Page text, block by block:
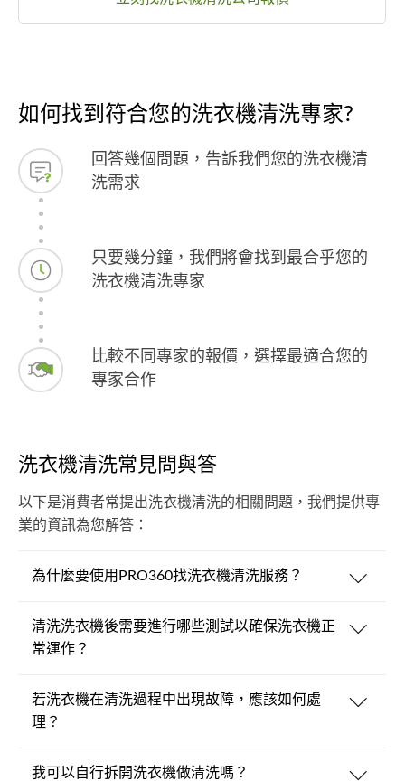
如何找到符合您的洗衣機清洗專家?
回答幾個問題，告訴我們您的洗衣機清
洗需求
只要幾分鐘，我們將會找到最合乎您的
洗衣機清洗專家
比較不同專家的報價，選擇最適合您的
專家合作
洗衣機清洗常見問與答
以下是消費者常提出洗衣機清洗的相關問題，我們提供專
業的資訊為您解答：
為什麼要使用PRO360找洗衣機清洗服務？
清洗洗衣機後需要進行哪些測試以確保洗衣機正
常運作？
若洗衣機在清洗過程中出現故障，應該如何處
理？
我可以自行拆開洗衣機做清洗嗎？